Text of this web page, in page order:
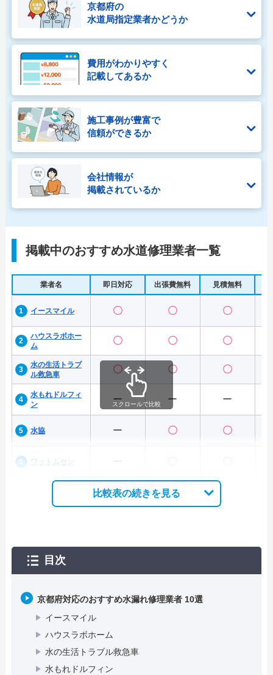
京都府の
水道局指定業者かどうか
費用がわかりやすく
記載してあるか
施工事例が豊富で
信頼ができるか
会社情報が
掲載されているか
掲載中のおすすめ水道修理業者一覧
業者名 即日対応 出張費無料 見積無料
イースマイル 〇 〇 〇
ハウスラボホー
ム
〇 〇 〇
水の生活トラブ
ル救急車
〇 〇 〇
水もれドルフィ
ン
ー ー ー
水協 ー 〇 〇
ワットムセン
スクロールで比較
比較表の続きを見る
目次
京都府対応のおすすめ水漏れ修理業者 10選
イースマイル
ハウスラボホーム
水の生活トラブル救急車
水もれドルフィン